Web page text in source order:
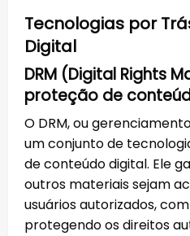
Tecnologias por
Digital
DRM (Digital Rights
proteção de
O DRM, ou
um conjunto de
de conteúdo digital. Ele
outros materiais sejam
usuários autorizados,
protegendo os direitos